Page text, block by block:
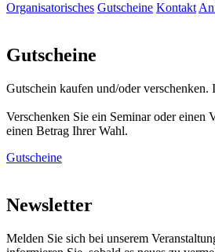
Organisatorisches Gutscheine Kontakt
Gutscheine
Gutschein kaufen und/oder
Verschenken Sie ein Seminar oder einen
einen Betrag Ihrer Wahl.
Gutscheine
Newsletter
Melden Sie sich bei unserem